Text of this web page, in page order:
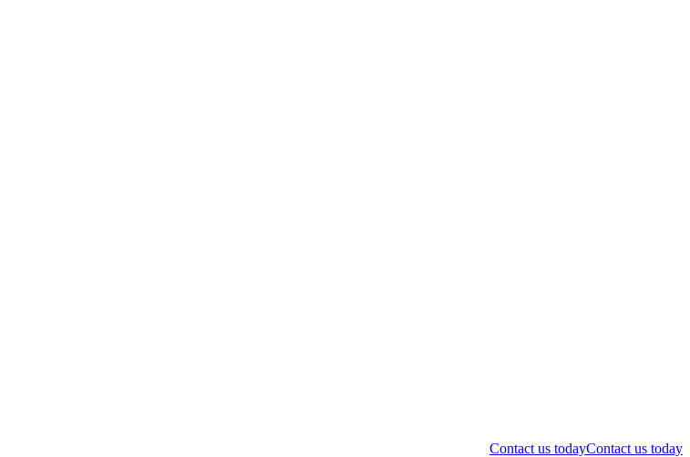
Contact us todayContact us today